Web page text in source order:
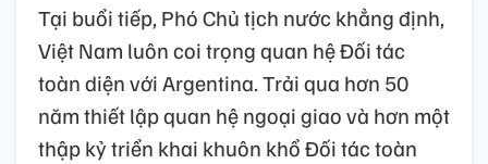
Tại buổi tiếp, Phó Chủ tịch nước khẳng định,
Việt Nam luôn coi trọng quan hệ Đối tác
toàn diện với Argentina. Trải qua hơn 50
năm thiết lập quan hệ ngoại giao và hơn một
thập kỷ triển khai khuôn khổ Đối tác toàn